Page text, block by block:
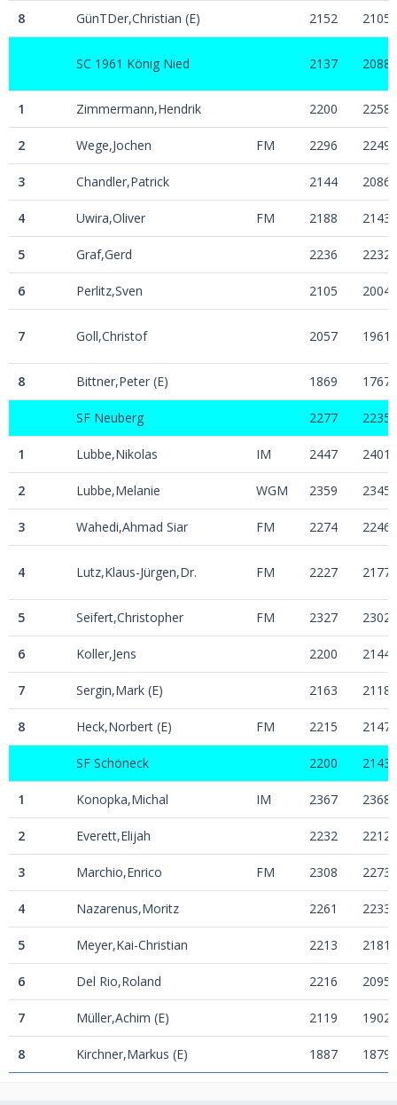
8 GünTDer,Christian (E) 2152 2105
SC 1961 König Nied 2137 2088
1 Zimmermann,Hendrik 2200 2258
2 Wege,Jochen FM 2296 2249
3 Chandler,Patrick 2144 2086
4 Uwira,Oliver FM 2188 2143
5 Graf,Gerd 2236 2232
6 Perlitz,Sven 2105 2004
7 Goll,Christof 2057 1961
8 Bittner,Peter (E) 1869 1767
SF Neuberg 2277 2235
1 Lubbe,Nikolas IM 2447 2401
2 Lubbe,Melanie WGM 2359 2345
3 Wahedi,Ahmad Siar FM 2274 2246
4 Lutz,Klaus-Jürgen,Dr. FM 2227 2177
5 Seifert,Christopher FM 2327 2302
6 Koller,Jens 2200 2144
7 Sergin,Mark (E) 2163 2118
8 Heck,Norbert (E) FM 2215 2147
SF Schöneck 2200 2143
1 Konopka,Michal IM 2367 2368
2 Everett,Elijah 2232 2212
3 Marchio,Enrico FM 2308 2273
4 Nazarenus,Moritz 2261 2233
5 Meyer,Kai-Christian 2213 2181
6 Del Rio,Roland 2216 2095
7 Müller,Achim (E) 2119 1902
8 Kirchner,Markus (E) 1887 1879